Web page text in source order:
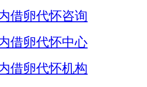
借卵代怀咨询
借卵代怀中心
借卵代怀机构